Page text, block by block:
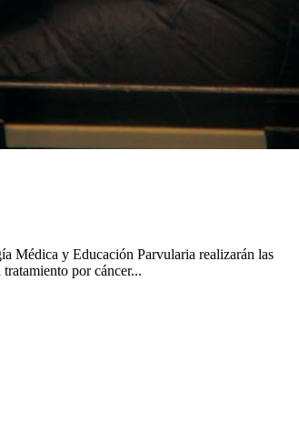
Médica y Educación Parvularia realizarán las
por cáncer...